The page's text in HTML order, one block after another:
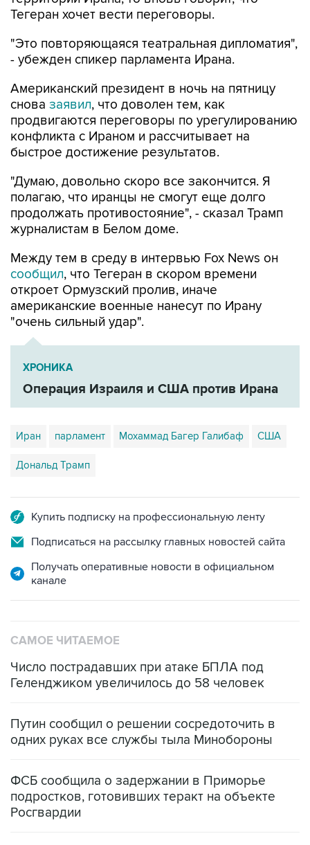
Тегеран хочет вести переговоры.
"Это повторяющаяся театральная дипломатия",
- убежден спикер парламента Ирана.
Американский президент в ночь на пятницу
снова заявил, что доволен тем, как
продвигаются переговоры по урегулированию
конфликта с Ираном и рассчитывает на
быстрое достижение результатов.
"Думаю, довольно скоро все закончится. Я
полагаю, что иранцы не смогут еще долго
продолжать противостояние", - сказал Трамп
журналистам в Белом доме.
Между тем в среду в интервью Fox News он
сообщил, что Тегеран в скором времени
откроет Ормузский пролив, иначе
американские военные нанесут по Ирану
"очень сильный удар".
ХРОНИКА
Операция Израиля и США против Ирана
Иран парламент Мохаммад Багер Галибаф США
Дональд Трамп
Купить подписку на профессиональную ленту
Подписаться на рассылку главных новостей сайта
Получать оперативные новости в официальном
канале
САМОЕ ЧИТАЕМОЕ
Число пострадавших при атаке БПЛА под
Геленджиком увеличилось до 58 человек
Путин сообщил о решении сосредоточить в
одних руках все службы тыла Минобороны
ФСБ сообщила о задержании в Приморье
подростков, готовивших теракт на объекте
Росгвардии